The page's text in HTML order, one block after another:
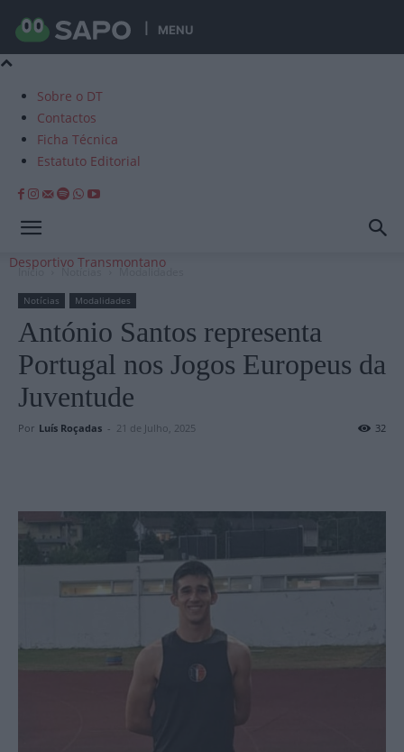
MENU
Sobre o DT
Contactos
Ficha Técnica
Estatuto Editorial
Desportivo Transmontano
Início Notícias Modalidades
Notícias Modalidades
António Santos representa
Portugal nos Jogos Europeus da
Juventude
Por Luís Roçadas - 21 de Julho, 2025 32